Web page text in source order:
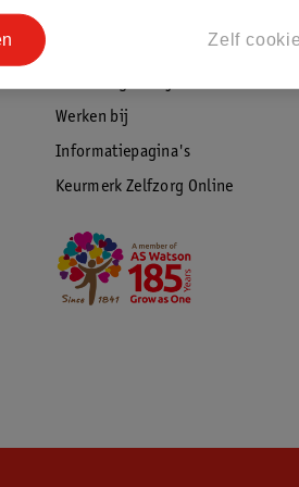
Werken bij
Informatiepagina's
Keurmerk Zelfzorg Online
Zelf